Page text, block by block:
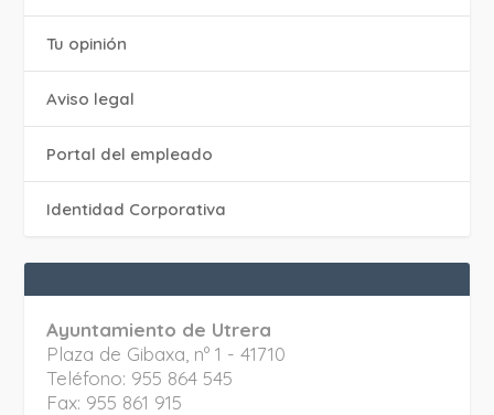
Tu opinión
Aviso legal
Portal del empleado
Identidad Corporativa
Ayuntamiento de Utrera
Plaza de Gibaxa, nº 1 - 41710
Teléfono: 955 864 545
Fax: 955 861 915